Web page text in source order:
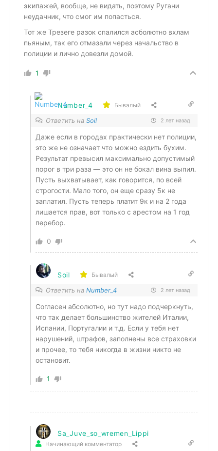
экипажей, вообще, не видать, поэтому Ругани
неудачник, что смог им попасться.
Тот же Трезеге разок спалился асболютно вхлам
пьяным, так его отмазали через начальство в
полиции и лично довезли домой.
1
Number_4 Бывалый
Ответить на Soil 2 лет назад
Даже если в городах практически нет полиции,
это же не означает что можно ездить бухим.
Результат превысил максимально допустимый
порог в три раза — это он не бокал вина выпил.
Пусть выхватывает, как говорится, по всей
строгости. Мало того, он еще сразу 5к не
заплатил. Пусть теперь платит 9к и на 2 года
лишается прав, вот только с арестом на 1 год
перебор.
0
Soil Бывалый
Ответить на Number_4 2 лет назад
Согласен абсолютно, но тут надо подчеркнуть,
что так делает большинство жителей Италии,
Испании, Португалии и т.д. Если у тебя нет
нарушений, штрафов, заполнены все страховки
и прочее, то тебя никогда в жизни никто не
остановит.
1
Sa_Juve_so_wremen_Lippi
Начинающий комментатор